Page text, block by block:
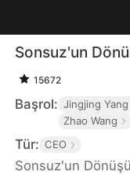
Sonsuz'un
15672
Başrol: Jingjing Yang
Zhao Wang
Tür: CEO
Sonsuz'un